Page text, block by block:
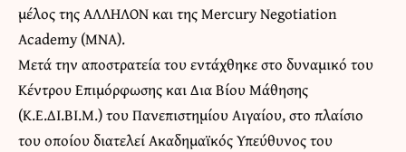
μέλος της ΑΛΛΗΛΟΝ και της Mercury Negotiation
Academy (MNA).
Μετά την αποστρατεία του εντάχθηκε στο δυναμικό του
Κέντρου Επιμόρφωσης και Δια Βίου Μάθησης
(Κ.Ε.ΔΙ.ΒΙ.Μ.) του Πανεπιστημίου Αιγαίου, στο πλαίσιο
του οποίου διατελεί Ακαδημαϊκός Υπεύθυνος του